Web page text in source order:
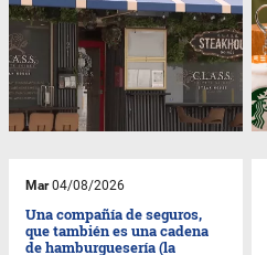
Mar04/08/2026
Una compañía de seguros,
que también es una cadena
de hamburguesería (la